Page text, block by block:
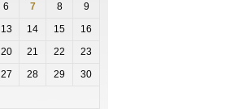
6 7 8
9
13 14 15
16
20 21 22
23
27 28 29
30